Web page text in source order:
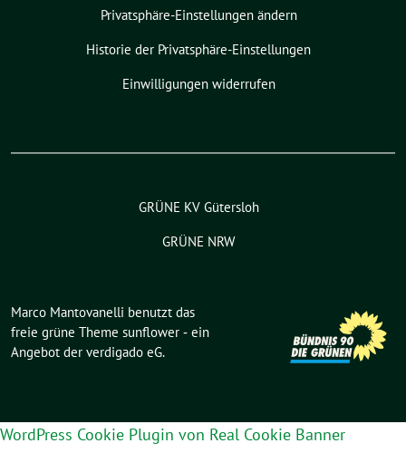
Privatsphäre-Einstellungen ändern
Historie der Privatsphäre-Einstellungen
Einwilligungen widerrufen
GRÜNE KV Gütersloh
GRÜNE NRW
Marco Mantovanelli benutzt das
freie grüne Theme sunflower ‐ ein
Angebot der verdigado eG.
WordPress Cookie Plugin von Real Cookie Banner